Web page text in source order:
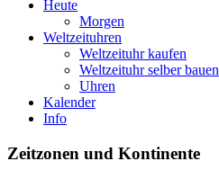
Heute
Morgen
Weltzeituhren
Weltzeituhr kaufen
Weltzeituhr selber bauen
Uhren
Kalender
Info
Zeitzonen und Kontinente